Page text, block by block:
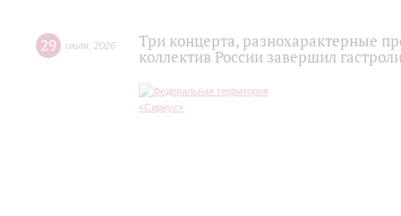
29 июля 2026
Три концерта, разнохарактерные
коллектив России завершил